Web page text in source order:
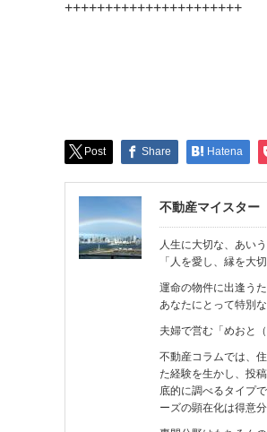
++++++++++++++++++++++
Post Share Hatena
不動産マイスター
人生に大切な、あい
「人を愛し、縁を大
運命の物件に出逢う
あなたにとって特別
夫婦で営む「めおと
不動産コラムでは、
た経験を生かし、投
底的に調べるタイプ
ーズの顕在化は得意分